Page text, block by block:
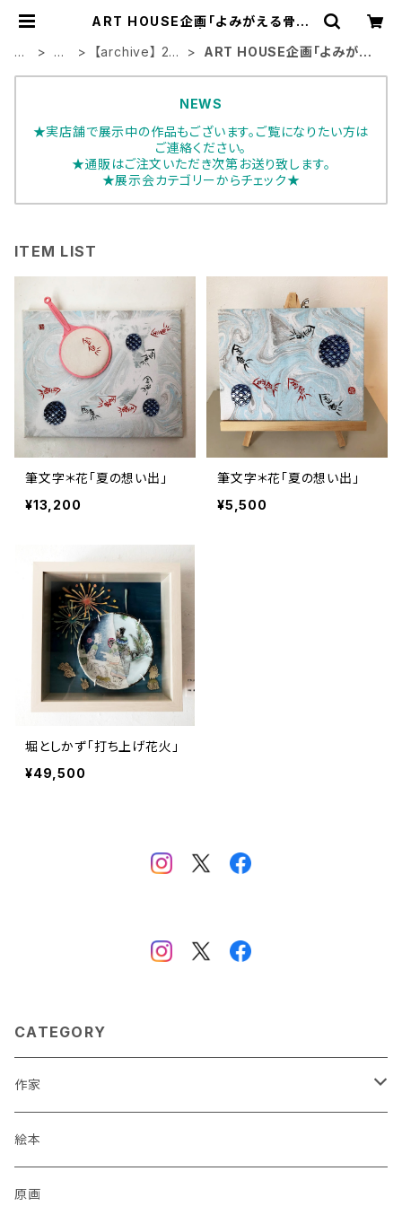
ART HOUSE企画「よみがえる骨董
H
展
【archive】 20
ART HOUSE企画「よみがえ
NEWS
★実店舗で展示中の作品もございます。ご覧になりたい方は
ご連絡ください。
★通販はご注文いただき次第お送り致します。
★展示会カテゴリーからチェック★
ITEM LIST
筆文字＊花「夏の想い出」
¥13,200
筆文字＊花「夏の想い出」
¥5,500
堀としかず「打ち上げ花火」
¥49,500
CATEGORY
作家
蒼川わか
あきやまりか
絵本
原画